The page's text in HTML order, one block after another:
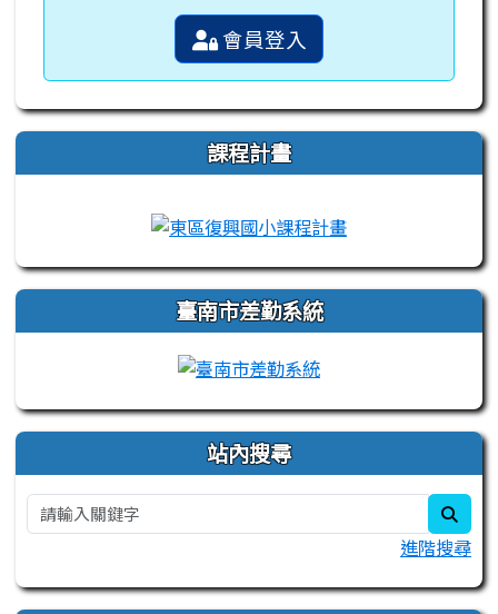
會員登入
課程計畫
link to http://
臺南市差勤系統
站內搜尋
進階搜尋